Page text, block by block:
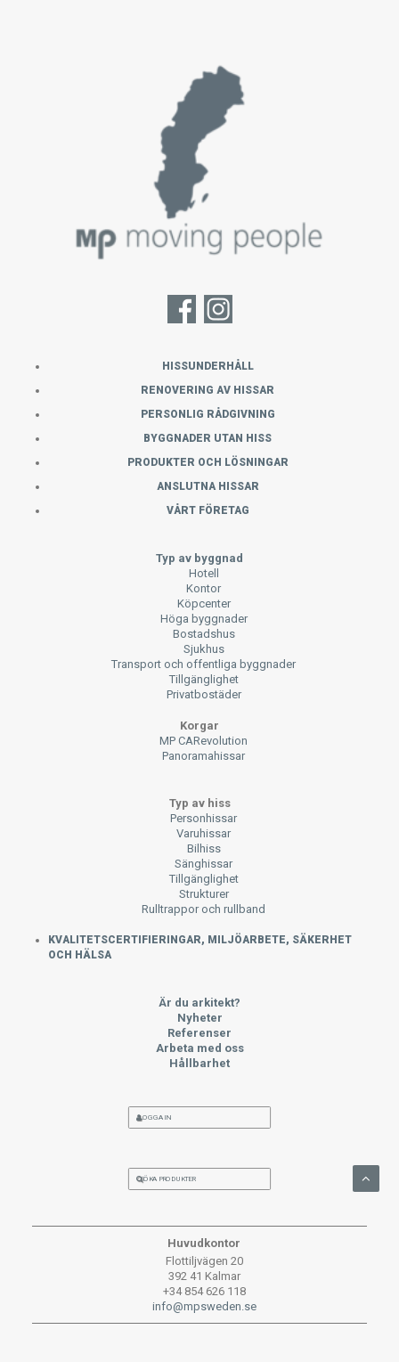
HISSUNDERHÅLL
RENOVERING AV HISSAR
PERSONLIG RÅDGIVNING
BYGGNADER UTAN HISS
PRODUKTER OCH LÖSNINGAR
ANSLUTNA HISSAR
VÅRT FÖRETAG
Typ av byggnad
Hotell
Kontor
Köpcenter
Höga byggnader
Bostadshus
Sjukhus
Transport och offentliga byggnader
Tillgänglighet
Privatbostäder
Korgar
MP CARevolution
Panoramahissar
Typ av hiss
Personhissar
Varuhissar
Bilhiss
Sänghissar
Tillgänglighet
Strukturer
Rulltrappor och rullband
KVALITETSCERTIFIERINGAR, MILJÖARBETE, SÄKERHET
OCH HÄLSA
Är du arkitekt?
Nyheter
Referenser
Arbeta med oss
Hållbarhet
LOGGA IN
SÖKA PRODUKTER
Huvudkontor
Flottiljvägen 20
392 41 Kalmar
+34 854 626 118
info@mpsweden.se